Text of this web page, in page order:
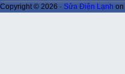
Copyright © 2026 · Sửa Điện Lạnh on